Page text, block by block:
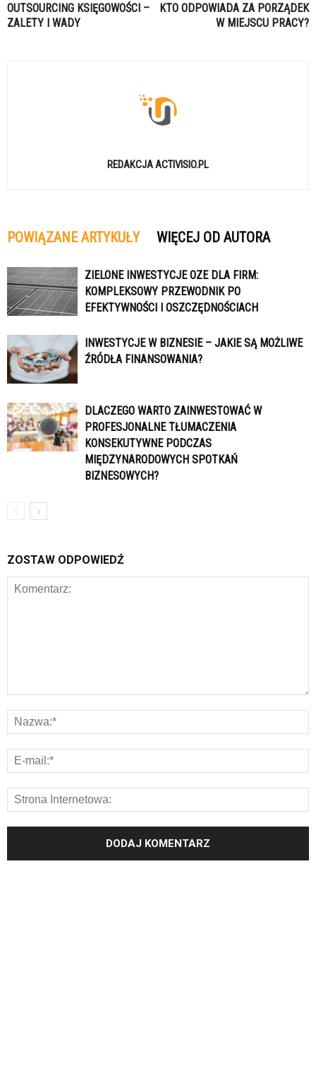
OUTSOURCING KSIĘGOWOŚCI –
ZALETY I WADY
KTO ODPOWIADA ZA PORZĄDEK
W MIEJSCU PRACY?
REDAKCJA ACTIVISIO.PL
POWIĄZANE ARTYKUŁY WIĘCEJ OD AUTORA
ZIELONE INWESTYCJE OZE DLA FIRM:
KOMPLEKSOWY PRZEWODNIK PO
EFEKTYWNOŚCI I OSZCZĘDNOŚCIACH
INWESTYCJE W BIZNESIE – JAKIE SĄ MOŻLIWE
ŹRÓDŁA FINANSOWANIA?
DLACZEGO WARTO ZAINWESTOWAĆ W
PROFESJONALNE TŁUMACZENIA
KONSEKUTYWNE PODCZAS
MIĘDZYNARODOWYCH SPOTKAŃ
BIZNESOWYCH?
ZOSTAW ODPOWIEDŹ